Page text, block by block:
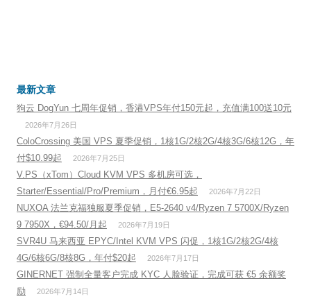
最新文章
狗云 DogYun 七周年促销，香港VPS年付150元起，充值满100送10元
2026年7月26日
ColoCrossing 美国 VPS 夏季促销，1核1G/2核2G/4核3G/6核12G，年
付$10.99起
2026年7月25日
V.PS（xTom）Cloud KVM VPS 多机房可选，
Starter/Essential/Pro/Premium，月付€6.95起
2026年7月22日
NUXOA 法兰克福独服夏季促销，E5-2640 v4/Ryzen 7 5700X/Ryzen
9 7950X，€94.50/月起
2026年7月19日
SVR4U 马来西亚 EPYC/Intel KVM VPS 闪促，1核1G/2核2G/4核
4G/6核6G/8核8G，年付$20起
2026年7月17日
GINERNET 强制全量客户完成 KYC 人脸验证，完成可获 €5 余额奖
励
2026年7月14日